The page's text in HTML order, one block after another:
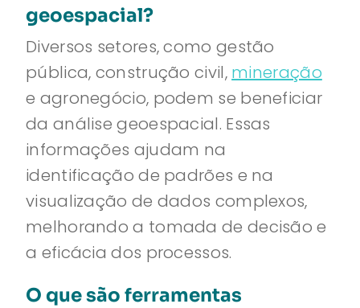
geoespacial?
Diversos setores, como gestão
pública, construção civil, mineração
e agronegócio, podem se beneficiar
da análise geoespacial. Essas
informações ajudam na
identificação de padrões e na
visualização de dados complexos,
melhorando a tomada de decisão e
a eficácia dos processos.
O que são ferramentas